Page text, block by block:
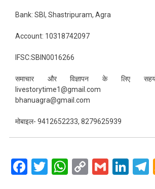
Bank: SBI, Shastripuram, Agra
Account: 10318742097
IFSC:SBIN0016266
समाचार और विज्ञापन के लिए
livestorytime1@gmail.com
bhanuagra@gmail.com
मोबाइल- 9412652233, 8279625939
Facebook
Twitter
WhatsApp
CopyGmail